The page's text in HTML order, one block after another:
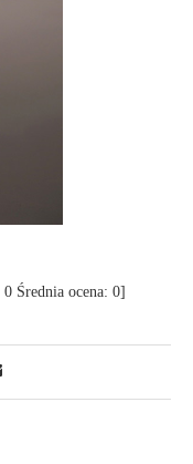
0Średnia ocena: 0]